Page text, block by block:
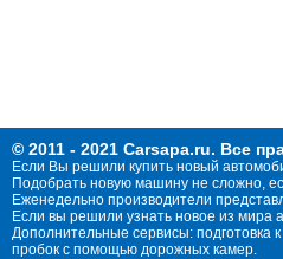
© 2011 - 2021 Carsapa.ru. Все
Если Вы решили купить новый
Подобрать новую машину не сложно,
Еженедельно производители
Если вы решили узнать новое из мира
Дополнительные сервисы: подготовка
пробок с помощью дорожных камер.